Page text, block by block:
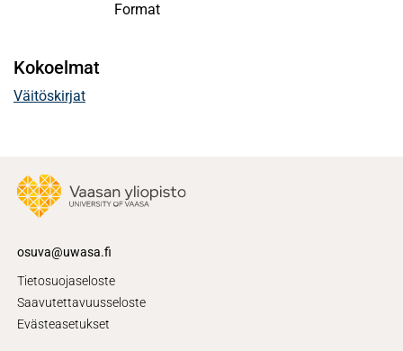
Format
Kokoelmat
Väitöskirjat
osuva@uwasa.fi
Tietosuojaseloste
Saavutettavuusseloste
Evästeasetukset